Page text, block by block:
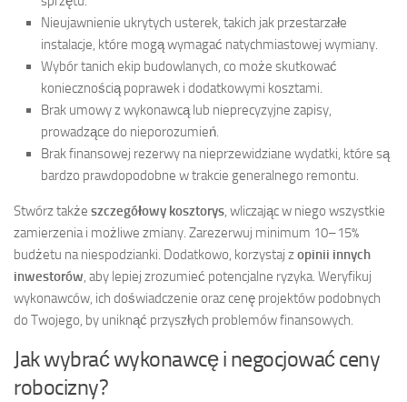
Nieujawnienie ukrytych usterek, takich jak przestarzałe
instalacje, które mogą wymagać natychmiastowej wymiany.
Wybór tanich ekip budowlanych, co może skutkować
koniecznością poprawek i dodatkowymi kosztami.
Brak umowy z wykonawcą lub nieprecyzyjne zapisy,
prowadzące do nieporozumień.
Brak finansowej rezerwy na nieprzewidziane wydatki, które są
bardzo prawdopodobne w trakcie generalnego remontu.
Stwórz także szczegółowy kosztorys, wliczając w niego wszystkie
zamierzenia i możliwe zmiany. Zarezerwuj minimum 10–15%
budżetu na niespodzianki. Dodatkowo, korzystaj zopinii innych
inwestorów, aby lepiej zrozumieć potencjalne ryzyka. Weryfikuj
wykonawców, ich doświadczenie oraz cenę projektów podobnych
do Twojego, by uniknąć przyszłych problemów finansowych.
Jak wybrać wykonawcę i negocjować ceny
robocizny?